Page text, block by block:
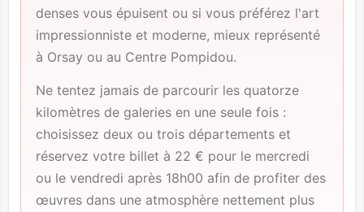
denses vous épuisent ou si vous préférez l'art
impressionniste et moderne, mieux représenté
à Orsay ou au Centre Pompidou.
Ne tentez jamais de parcourir les quatorze
kilomètres de galeries en une seule fois :
choisissez deux ou trois départements et
réservez votre billet à 22 € pour le mercredi
ou le vendredi après 18h00 afin de profiter des
œuvres dans une atmosphère nettement plus